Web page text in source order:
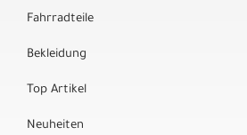
Fahrradteile
Bekleidung
Top Artikel
Neuheiten